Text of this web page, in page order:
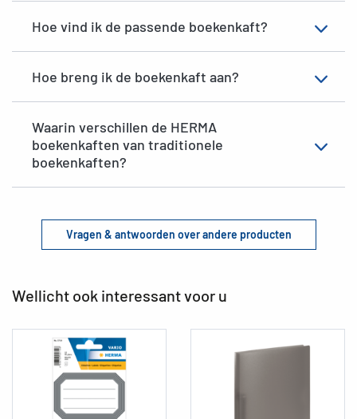
Hoe vind ik de passende boekenkaft?
Hoe breng ik de boekenkaft aan?
Waarin verschillen de HERMA
boekenkaften van traditionele
boekenkaften?
Vragen & antwoorden over andere producten
Wellicht ook interessant voor u